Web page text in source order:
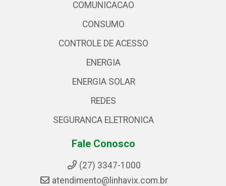
COMUNICACAO
CONSUMO
CONTROLE DE ACESSO
ENERGIA
ENERGIA SOLAR
REDES
SEGURANCA ELETRONICA
Fale Conosco
(27) 3347-1000
atendimento@linhavix.com.br